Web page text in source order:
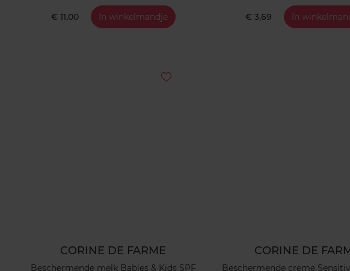
€ 11,00 In winkelmandje € 3,69 In
CORINE DE FARME
Beschermende melk Babies & Kids SPF
CORINE DE
Beschermende creme